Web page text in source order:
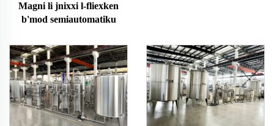
Magni li jnixxi l-fliexken
b'mod semiautomatiku